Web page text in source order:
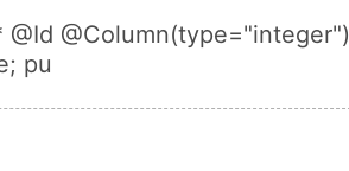
@Column(type="integer")
pu